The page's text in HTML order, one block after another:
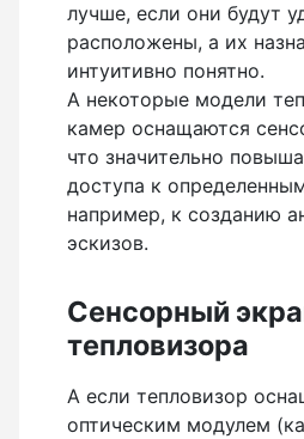
лучше, если они будут
расположены, а их
интуитивно понятно.
А некоторые модели
камер оснащаются
что значительно
доступа к
например, к созданию
эскизов.
Сенсорный
тепловизора
А если тепловизор
оптическим модулем